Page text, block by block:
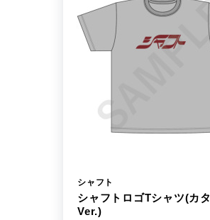
シャフト
シャフトロゴTシャツ(カ
Ver.)